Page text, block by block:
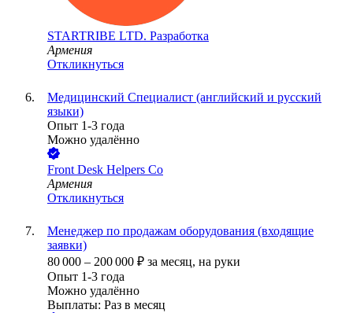
STARTRIBE LTD. Разработка
Армения
Откликнуться
Медицинский Специалист (английский и русский
языки)
Опыт 1-3 года
Можно удалённо
Front Desk Helpers Co
Армения
Откликнуться
Менеджер по продажам оборудования (входящие
заявки)
80 000 – 200 000 ₽ за месяц, на руки
Опыт 1-3 года
Можно удалённо
Выплаты: Раз в месяц